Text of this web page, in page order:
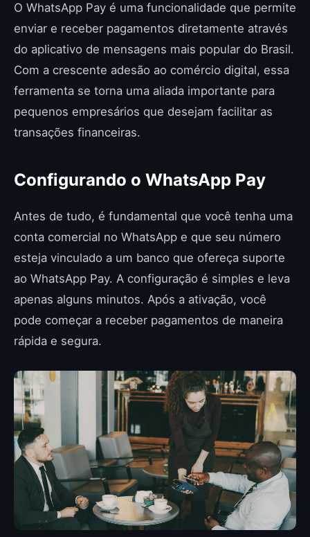
O WhatsApp Pay é uma funcionalidade que permite
enviar e receber pagamentos diretamente através
do aplicativo de mensagens mais popular do Brasil.
Com a crescente adesão ao comércio digital, essa
ferramenta se torna uma aliada importante para
pequenos empresários que desejam facilitar as
transações financeiras.
Configurando o WhatsApp Pay
Antes de tudo, é fundamental que você tenha uma
conta comercial no WhatsApp e que seu número
esteja vinculado a um banco que ofereça suporte
ao WhatsApp Pay. A configuração é simples e leva
apenas alguns minutos. Após a ativação, você
pode começar a receber pagamentos de maneira
rápida e segura.